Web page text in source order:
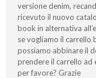
versione denim,
ricevuto il nuovo
book in alternativa
se vogliamo il carrello
possiamo abbinare il
prendere il carrello ad
per favore? Grazie